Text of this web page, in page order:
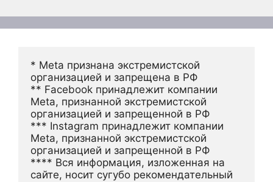
* Meta признана экстремистской
организацией и запрещена в РФ
** Facebook принадлежит компании
Meta, признанной экстремистской
организацией и запрещенной в РФ
*** Instagram принадлежит компании
Meta, признанной экстремистской
организацией и запрещенной в РФ
**** Вся информация, изложенная на
сайте, носит сугубо рекомендательный